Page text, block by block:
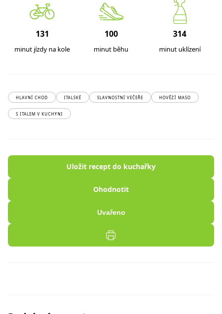
131
minut jízdy na kole
100
minut běhu
314
minut uklízení
HLAVNÍ CHOD ITALSKÉ SLAVNOSTNÍ VEČEŘE HOVĚZÍ MASO
S ITALEM V KUCHYNI
Uložit recept do kuchařky
Ohodnotit
Uvařeno